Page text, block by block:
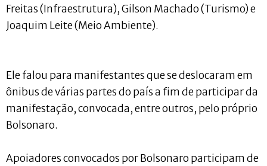
Freitas (Infraestrutura), Gilson Machado (Turismo) e
Joaquim Leite (Meio Ambiente).
Ele falou para manifestantes que se deslocaram em
ônibus de várias partes do país a fim de participar da
manifestação, convocada, entre outros, pelo próprio
Bolsonaro.
Apoiadores convocados por Bolsonaro participam de